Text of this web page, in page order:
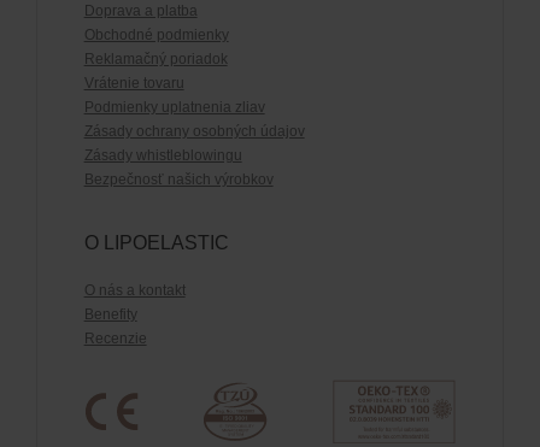
Doprava a platba
Obchodné podmienky
Reklamačný poriadok
Vrátenie tovaru
Podmienky uplatnenia zliav
Zásady ochrany osobných údajov
Zásady whistleblowingu
Bezpečnosť našich výrobkov
O LIPOELASTIC
O nás a kontakt
Benefity
Recenzie